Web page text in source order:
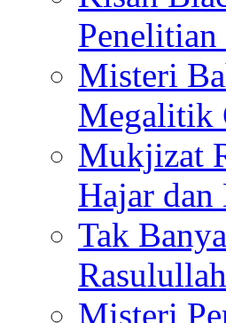
Misteri
Megalitik
Mukjizat
Hajar dan
Tak
Misteri